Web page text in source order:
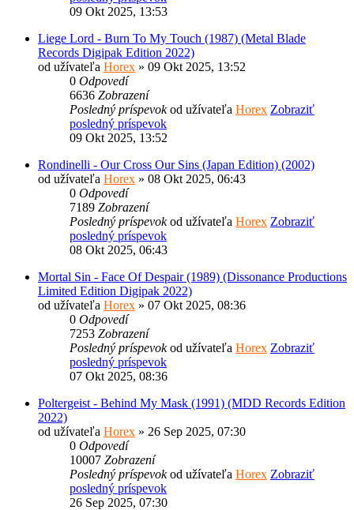
09 Okt 2025, 13:53
Liege Lord - Burn To My Touch (1987) (Metal Blade
Records Digipak Edition 2022)
od užívateľa Horex » 09 Okt 2025, 13:52
0 Odpovedí
6636 Zobrazení
Posledný príspevokod užívateľa Horex Zobraziť
posledný príspevok
09 Okt 2025, 13:52
Rondinelli - Our Cross Our Sins (Japan Edition) (2002)
od užívateľa Horex » 08 Okt 2025, 06:43
0 Odpovedí
7189 Zobrazení
Posledný príspevokod užívateľa Horex Zobraziť
posledný príspevok
08 Okt 2025, 06:43
Mortal Sin - Face Of Despair (1989) (Dissonance Productions
Limited Edition Digipak 2022)
od užívateľa Horex » 07 Okt 2025, 08:36
0 Odpovedí
7253 Zobrazení
Posledný príspevokod užívateľa Horex Zobraziť
posledný príspevok
07 Okt 2025, 08:36
Poltergeist - Behind My Mask (1991) (MDD Records Edition
2022)
od užívateľa Horex » 26 Sep 2025, 07:30
0 Odpovedí
10007 Zobrazení
Posledný príspevokod užívateľa Horex Zobraziť
posledný príspevok
26 Sep 2025, 07:30